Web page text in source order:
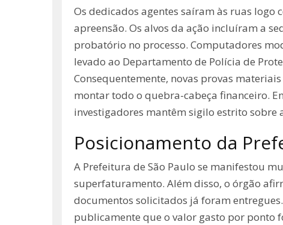
Os dedicados agentes saíram às ruas
apreensão. Os alvos da ação incluíram a
probatório no processo. Computadores
levado ao Departamento de Polícia de
Consequentemente, novas provas
montar todo o quebra-cabeça financeiro.
investigadores mantêm sigilo estrito sobre
Posicionamento da
A Prefeitura de São Paulo se manifestou
superfaturamento. Além disso, o órgão
documentos solicitados já foram
publicamente que o valor gasto por ponto